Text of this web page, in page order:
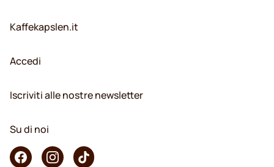
Kaffekapslen.it
Accedi
Iscriviti alle nostre newsletter
Su di noi